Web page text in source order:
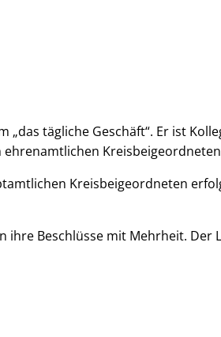
tägliche Geschäft“. Er ist
Kreisbeigeordneten
ihre Beschlüsse mit Mehrheit. Der